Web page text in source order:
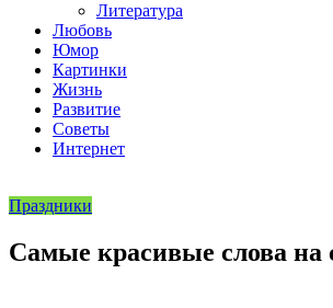
Литература
Любовь
Юмор
Картинки
Жизнь
Развитие
Советы
Интернет
Праздники
Самые красивые слова на